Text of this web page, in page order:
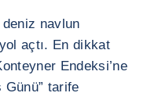
navlun
açtı. En dikkat
Endeksi’ne
Günü” tarife